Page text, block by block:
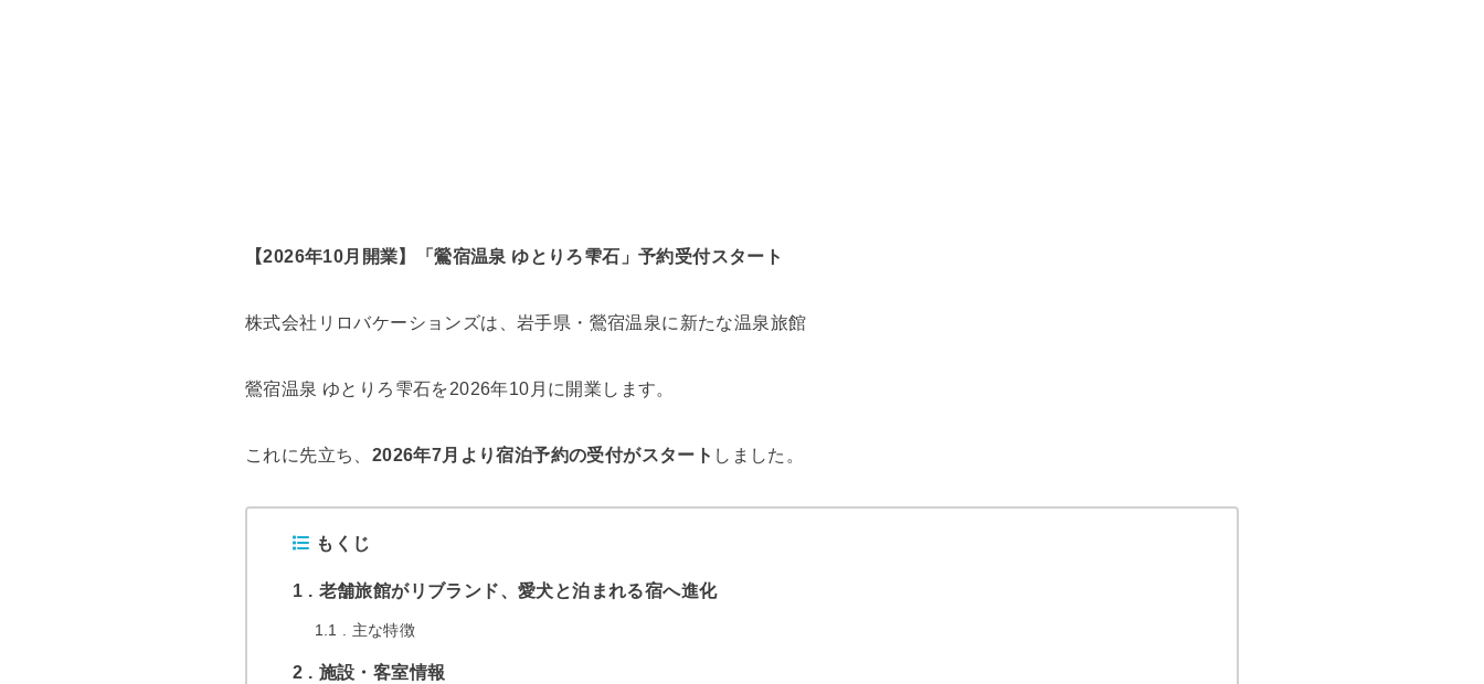
【2026年10月開業】「鶯宿温泉 ゆとりろ雫石」予約受付スタート
株式会社リロバケーションズは、岩手県・鶯宿温泉に新たな温泉旅館
鶯宿温泉 ゆとりろ雫石を2026年10月に開業します。
これに先立ち、 2026年7月より宿泊予約の受付がスタート しました。
もくじ
1 老舗旅館がリブランド、愛犬と泊まれる宿へ進化
1.1 主な特徴
2 施設・客室情報